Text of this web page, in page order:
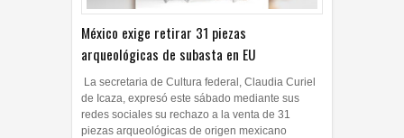
México exige retirar 31 piezas
arqueológicas de subasta en EU
La secretaria de Cultura federal, Claudia Curiel
de Icaza, expresó este sábado mediante sus
redes sociales su rechazo a la venta de 31
piezas arqueológicas de origen mexicano